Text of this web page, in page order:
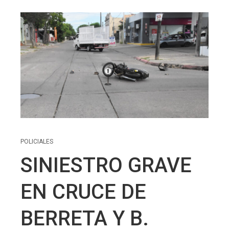
POLICIALES
SINIESTRO GRAVE
EN CRUCE DE
BERRETA Y B.